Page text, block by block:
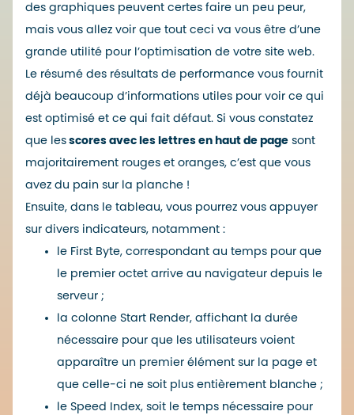
des graphiques peuvent certes faire un peu peur,
mais vous allez voir que tout ceci va vous être d’une
grande utilité pour l’optimisation de votre site web.
Le résumé des résultats de performance vous fournit
déjà beaucoup d’informations utiles pour voir ce qui
est optimisé et ce qui fait défaut. Si vous constatez
que les scores avec les lettres en haut de page sont
majoritairement rouges et oranges, c’est que vous
avez du pain sur la planche !
Ensuite, dans le tableau, vous pourrez vous appuyer
sur divers indicateurs, notamment :
le First Byte, correspondant au temps pour que
le premier octet arrive au navigateur depuis le
serveur ;
la colonne Start Render, affichant la durée
nécessaire pour que les utilisateurs voient
apparaître un premier élément sur la page et
que celle-ci ne soit plus entièrement blanche ;
le Speed Index, soit le temps nécessaire pour